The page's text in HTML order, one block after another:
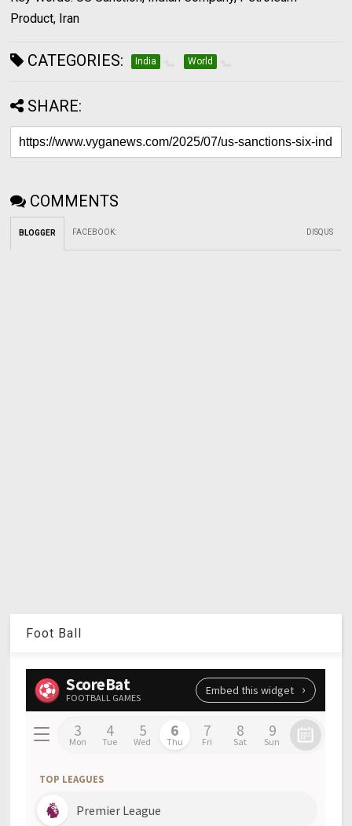
Product, Iran
CATEGORIES: India World
SHARE:
COMMENTS
BLOGGER FACEBOOK: DISQUS
Foot Ball